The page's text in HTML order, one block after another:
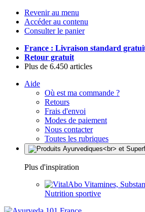
Revenir au menu
Accéder au contenu
Consulter le panier
France : Livraison standard
Retour gratuit
Plus de 6.450 articles
Aide
Où est ma commande ?
Retours
Frais d'envoi
Modes de paiement
Nous contacter
Toutes les rubriques
Plus d'inspiration
Vitamines,
Nutrition sportive